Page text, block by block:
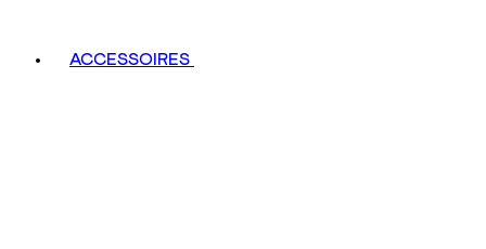
ACCESSOIRES